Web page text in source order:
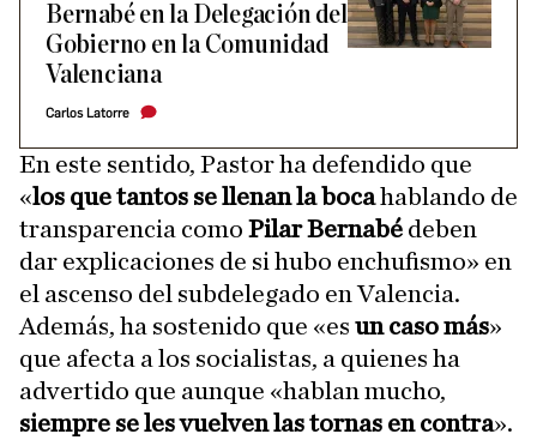
Bernabé en la Delegación del
Gobierno en la Comunidad
Valenciana
Carlos Latorre
En este sentido, Pastor ha defendido que
«los que tantos se llenan la bocahablando de
transparencia como Pilar Bernabé deben
dar explicaciones de si hubo enchufismo» en
el ascenso del subdelegado en Valencia.
Además, ha sostenido que «es un caso más»
que afecta a los socialistas, a quienes ha
advertido que aunque «hablan mucho,
siempre se les vuelven las tornas en contra».